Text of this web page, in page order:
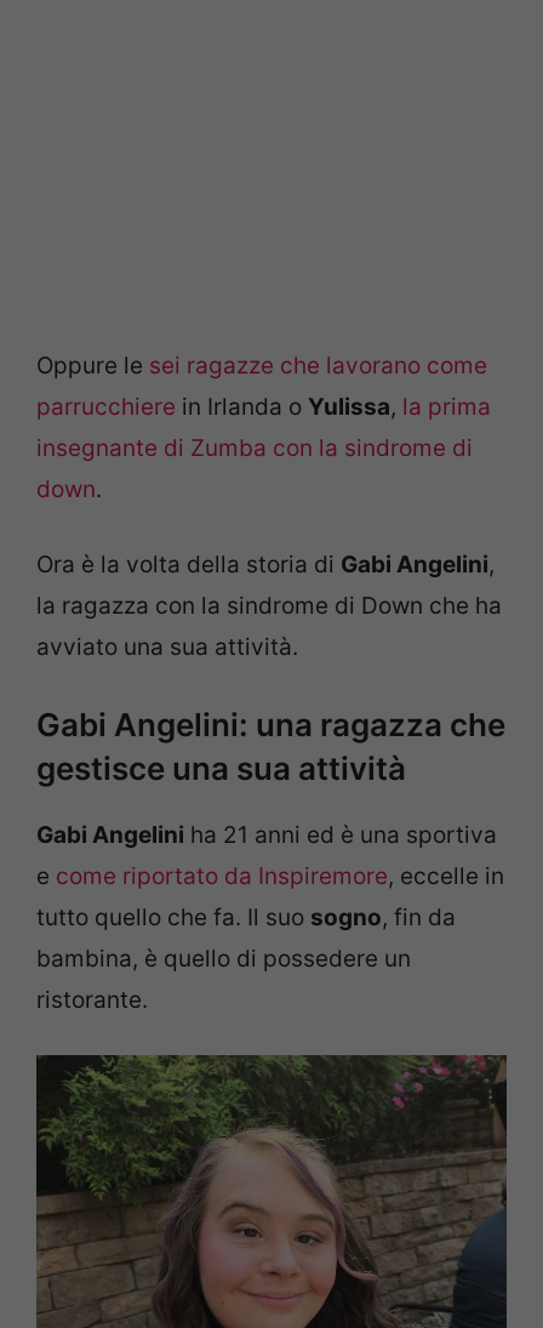
Oppure le sei ragazze che lavorano come
parrucchiere in Irlanda o Yulissa, la prima
insegnante di Zumba con la sindrome di
down.
Ora è la volta della storia di Gabi Angelini,
la ragazza con la sindrome di Down che ha
avviato una sua attività.
Gabi Angelini: una ragazza che
gestisce una sua attività
Gabi Angelini ha 21 anni ed è una sportiva
e come riportato da Inspiremore, eccelle in
tutto quello che fa. Il suo sogno, fin da
bambina, è quello di possedere un
ristorante.